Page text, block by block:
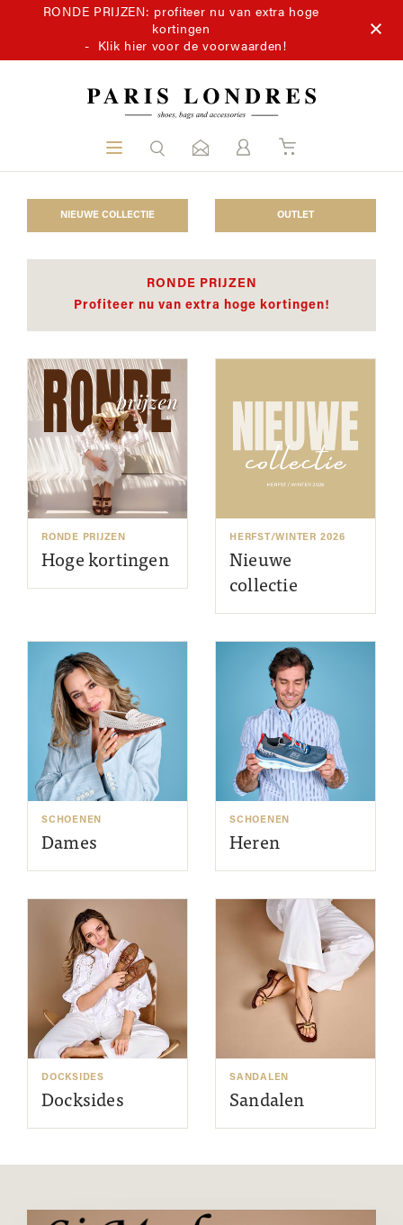
RONDE PRIJZEN: profiteer nu van extra hoge
kortingen
- Klik hier voor de voorwaarden!
NIEUWE COLLECTIE OUTLET
RONDE PRIJZEN
Profiteer nu van extra hoge kortingen!
RONDE PRIJZEN
Hoge kortingen
HERFST/WINTER 2026
Nieuwe
collectie
SCHOENEN
Dames
SCHOENEN
Heren
DOCKSIDES
Docksides
SANDALEN
Sandalen